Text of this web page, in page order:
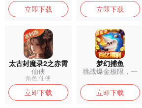
立即下载
立即下载
太古封魔录2之赤霄
御灵
仙侠
角色|仙侠
立即下载
梦幻捕鱼
挑战爆金极限，一
立即下载